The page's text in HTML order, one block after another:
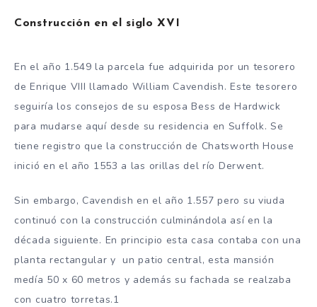
Construcción en el siglo XVI
En el año 1.549 la parcela fue adquirida por un tesorero
de Enrique VIII llamado William Cavendish. Este tesorero
seguiría los consejos de su esposa Bess de Hardwick
para mudarse aquí desde su residencia en Suffolk. Se
tiene registro que la construcción de Chatsworth House
inició en el año 1553 a las orillas del río Derwent.
Sin embargo, Cavendish en el año 1.557 pero su viuda
continuó con la construcción culminándola así en la
década siguiente. En principio esta casa contaba con una
planta rectangular y un patio central, esta mansión
medía 50 x 60 metros y además su fachada se realzaba
con cuatro torretas.1